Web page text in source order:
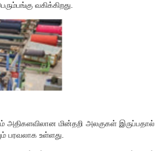
கட்டுமானத் தொழில் தொகுப்புகள்
உள்ள நாமக்கல் மற்றும்
கட்டமைப்பிற்கான
50க்கும் மேற்பட்ட அலகுகளைக்
திகழ்கிறது. பல தொழில்
முன்வந்துள்ளனர்.